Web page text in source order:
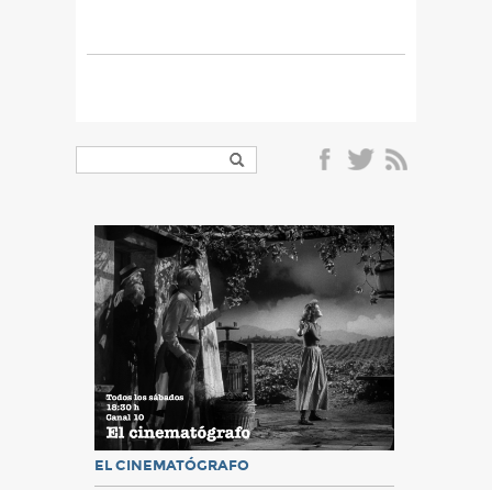
EL CINEMATÓGRAFO